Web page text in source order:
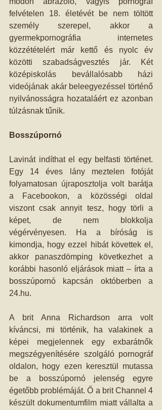
felvételen 18. életévét be nem töltött
személy szerepel, akkor a
gyermekpornográfia internetes
közzétételért már kettő és nyolc év
közötti szabadságvesztés jár. Két
középiskolás bevállalósabb házi
videójának akár beleegyezéssel történő
nyilvánosságra hozataláért ez azonban
túlzásnak tűnik.
Bosszúpornó
Lavinát indíthat el egy belfasti történet.
Egy 14 éves lány meztelen fotóját
folyamatosan újraposztolja volt barátja
a Facebookon, a közösségi oldal
viszont csak annyit tesz, hogy törli a
képet, de nem blokkolja
végérvényesen. Ha a bíróság is
kimondja, hogy ezzel hibát követtek el,
akkor panaszdömping következhet a
korábbi hasonló eljárások miatt – írta a
bosszúpornó kapcsán októberben a
24.hu.
A brit Anna Richardson arra volt
kíváncsi, mi történik, ha valakinek a
képei megjelennek egy exbarátnők
megszégyenítésére szolgáló pornográf
oldalon, hogy ezen keresztül mutassa
be a bosszúpornó jelenség egyre
égetőbb problémáját. Ő a brit Channel 4
készült dokumentumfilm miatt vállalta a